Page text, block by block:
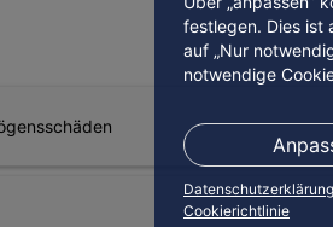
festlegen. Dies ist
auf „Nur
notwendige
Datenschutzerklärung
Cookierichtlinie
die Ihr Pferd verursacht,